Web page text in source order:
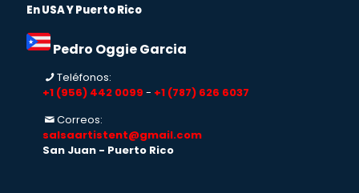
En USA Y Puerto Rico
Pedro Oggie Garcia
Teléfonos:
+1 (956) 442 0099 - +1 (787) 626 6037
Correos:
salsaartistent@gmail.com
San Juan - Puerto Rico